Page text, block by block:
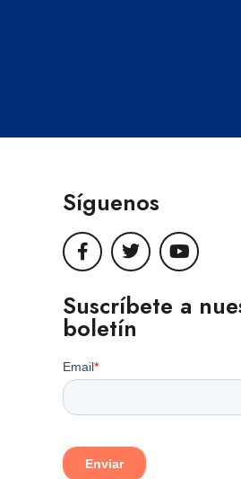
Síguenos
Suscríbete a
boletín